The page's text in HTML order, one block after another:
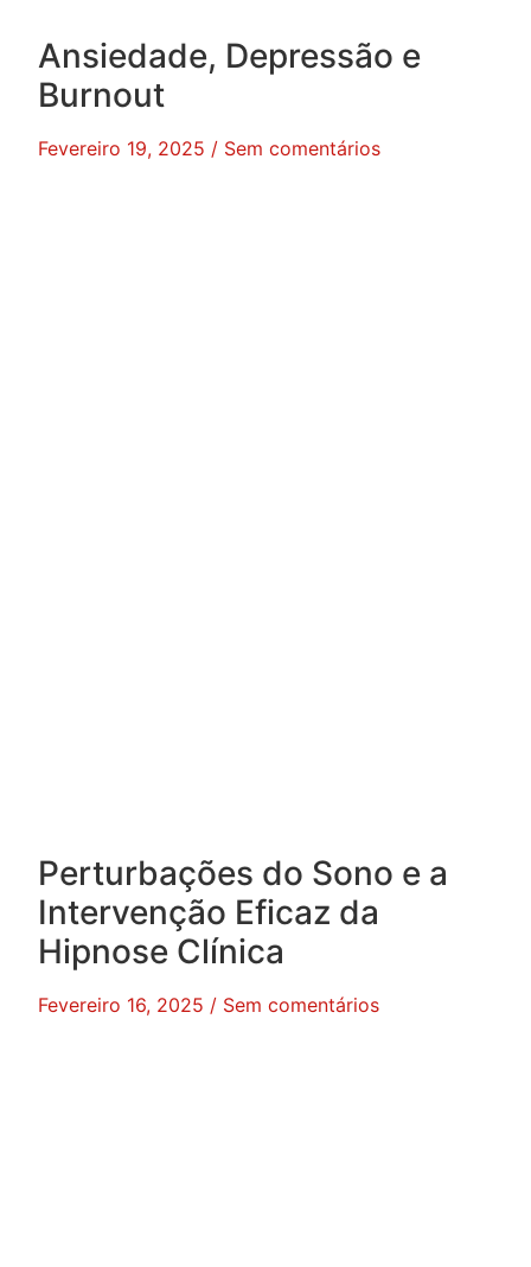
Ansiedade, Depressão e
Burnout
Fevereiro 19, 2025 Sem comentários
Perturbações do Sono e a
Intervenção Eficaz da
Hipnose Clínica
Fevereiro 16, 2025 Sem comentários